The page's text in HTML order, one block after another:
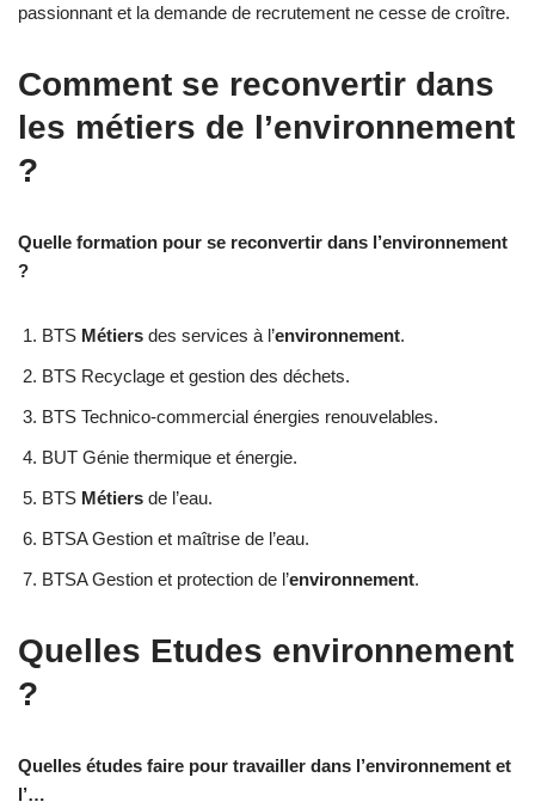
passionnant et la demande de recrutement ne cesse de croître.
Comment se reconvertir dans
les métiers de l’environnement
?
Quelle formation pour se reconvertir dans l’environnement
?
BTS Métiers des services à l’environnement.
BTS Recyclage et gestion des déchets.
BTS Technico-commercial énergies renouvelables.
BUT Génie thermique et énergie.
BTS Métiers de l’eau.
BTSA Gestion et maîtrise de l’eau.
BTSA Gestion et protection de l’environnement.
Quelles Etudes environnement
?
Quelles études faire pour travailler dans l’environnement et
l’…